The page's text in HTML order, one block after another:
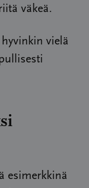
väkeä.
vielä
esimerkkinä